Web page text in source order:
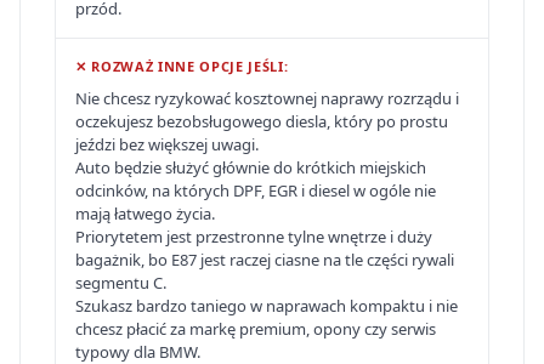
przód.
✕ ROZWAŻ INNE OPCJE JEŚLI:
Nie chcesz ryzykować kosztownej naprawy rozrządu i
oczekujesz bezobsługowego diesla, który po prostu
jeździ bez większej uwagi.
Auto będzie służyć głównie do krótkich miejskich
odcinków, na których DPF, EGR i diesel w ogóle nie
mają łatwego życia.
Priorytetem jest przestronne tylne wnętrze i duży
bagażnik, bo E87 jest raczej ciasne na tle części rywali
segmentu C.
Szukasz bardzo taniego w naprawach kompaktu i nie
chcesz płacić za markę premium, opony czy serwis
typowy dla BMW.